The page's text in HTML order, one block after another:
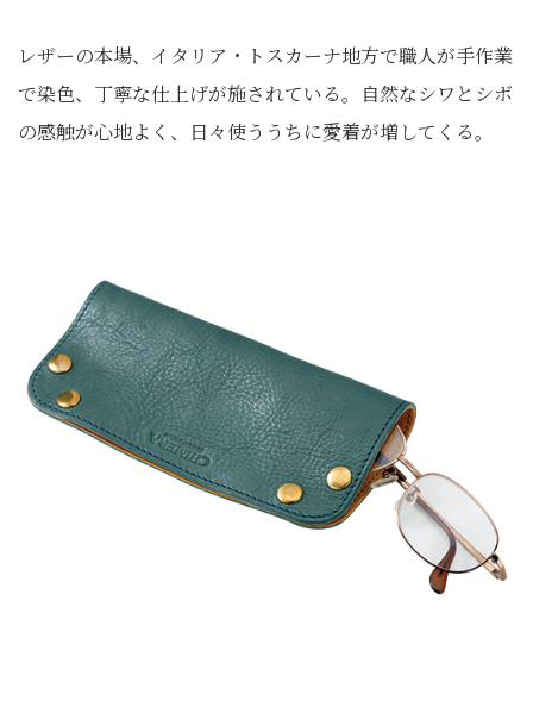
レザーの本場、イタリア・トスカーナ地方で職人が手作業
で染色、丁寧な仕上げが施されている。自然なシワとシボ
の感触が心地よく、日々使ううちに愛着が増してくる。